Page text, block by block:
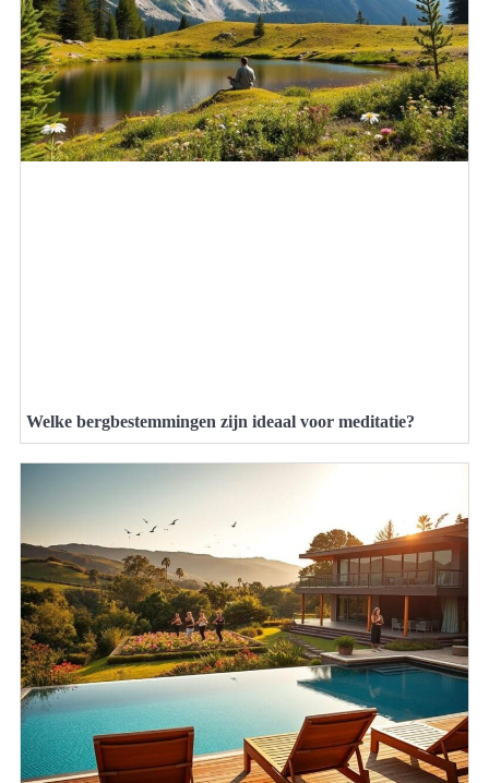
Welke bergbestemmingen zijn ideaal voor meditatie?